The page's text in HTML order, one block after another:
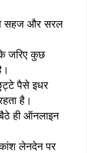
सहज और सरल
जरिए कुछ
पैसे इधर
है।
ही ऑनलाइन
लेनदेन पर